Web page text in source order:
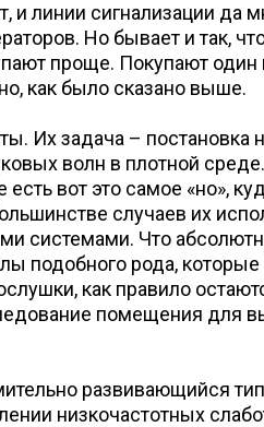
и линии сигнализации да
Но бывает и так,
проще. Покупают
как было сказано выше.
Их задача –
волн в плотной
вот это самое «но»,
случаев их
системами. Что
подобного рода,
как правило
помещения для
развивающийся
низкочастотных